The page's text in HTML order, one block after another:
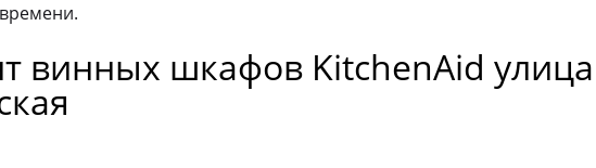
винных шкафов KitchenAid улица